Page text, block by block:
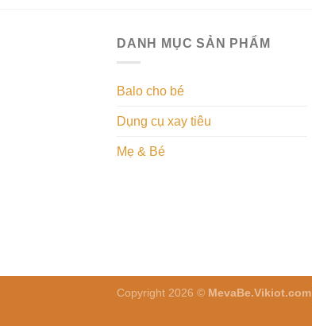
DANH MỤC SẢN PHẨM
Balo cho bé
Dụng cụ xay tiêu
Mẹ & Bé
Copyright 2026 © MevaBe.Vikiot.com